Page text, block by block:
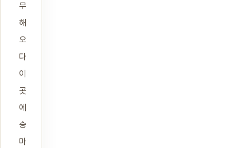
무
해
오
다
이
곳
에
승
마